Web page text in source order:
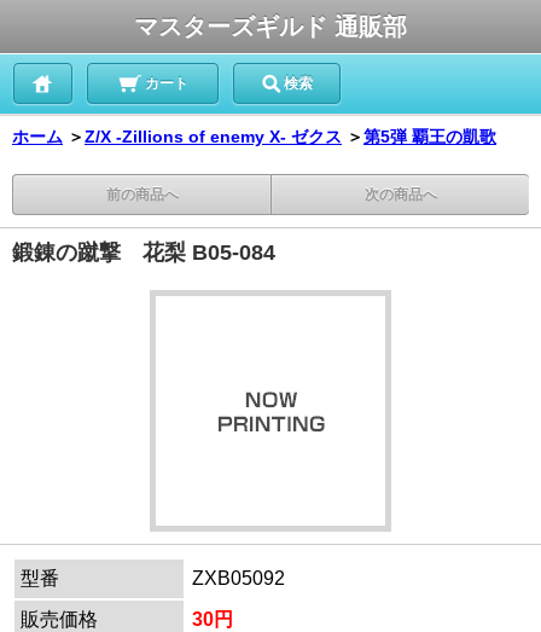
マスターズギルド 通販部
カート 検索
ホーム ＞Z/X -Zillions of enemy X- ゼクス ＞第5弾 覇王の凱歌
前の商品へ 次の商品へ
鍛錬の蹴撃 花梨 B05-084
型番
ZXB05092
販売価格
30円